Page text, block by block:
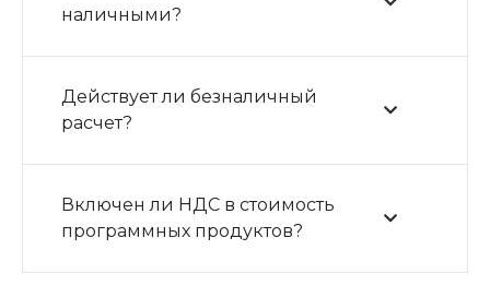
наличными?
Действует ли безналичный
расчет?
Включен ли НДС в стоимость
программных продуктов?